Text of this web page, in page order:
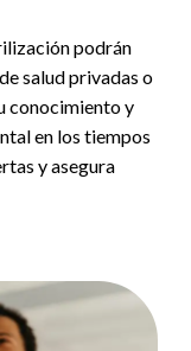
podrán
salud privadas o
conocimiento y
en los tiempos
y asegura